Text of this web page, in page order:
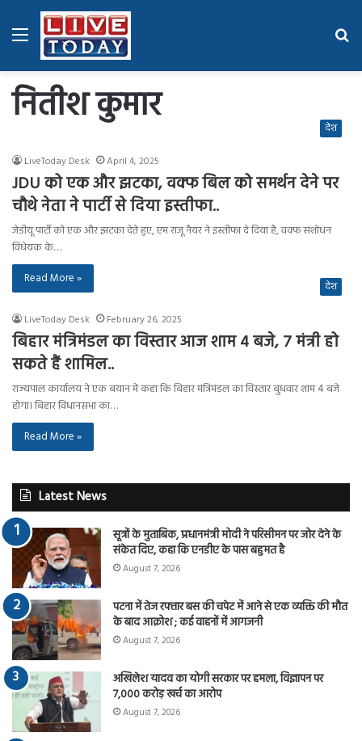
Menu
नितीश कुमार देश
LiveToday Desk April 4, 2025
JDU को एक और झटका, वक्फ बिल को समर्थन देने पर
चौथे नेता ने पार्टी से दिया इस्तीफा..
जेडीयू पार्टी को एक और झटका देते हुए, एम राजू नैयर ने इस्तीफा दे दिया है, वक्फ संशोधन
विधेयक के…
Read More »
देश
LiveToday Desk February 26, 2025
बिहार मंत्रिमंडल का विस्तार आज शाम 4 बजे, 7 मंत्री हो
सकते हैं शामिल..
राज्यपाल कार्यालय ने एक बयान में कहा कि बिहार मंत्रिमंडल का विस्तार बुधवार शाम 4 बजे
होगा। बिहार विधानसभा का…
Read More »
Latest News
सूत्रों के मुताबिक, प्रधानमंत्री मोदी ने परिसीमन पर जोर देने के
संकेत दिए, कहा कि एनडीए के पास बहुमत है
August 7, 2026
पटना में तेज रफ्तार बस की चपेट में आने से एक व्यक्ति की मौत
के बाद आक्रोश ; कई वाहनों में आगजनी
August 7, 2026
अखिलेश यादव का योगी सरकार पर हमला, विज्ञापन पर
7,000 करोड़ खर्च का आरोप
August 7, 2026